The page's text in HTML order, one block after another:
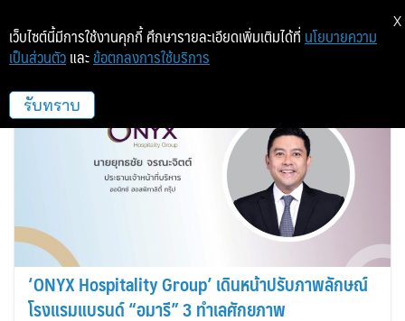
ออนิกซ์ ฮอสพิทาลิตี้ (ประเทศไทย)
‘ONYX Hospitality Group’ เดินหน้าปรับภาพลักษณ์
โรงแรมแบรนด์ “อมารี” 3 ทำเลศักยภาพ
เว็บไซต์นี้มีการใช้งานคุกกี้ ศึกษารายละเอียดเพิ่มเติมได้ที่ นโยบายความ
เป็นส่วนตัว และ ข้อตกลงการใช้บริการ
รับทราบ
X